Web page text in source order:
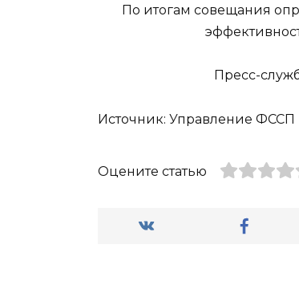
По итогам совещания
Пресс-
Источник: Управление ФССП
Оцените статью